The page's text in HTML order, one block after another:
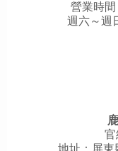
營業時
週六～週
官